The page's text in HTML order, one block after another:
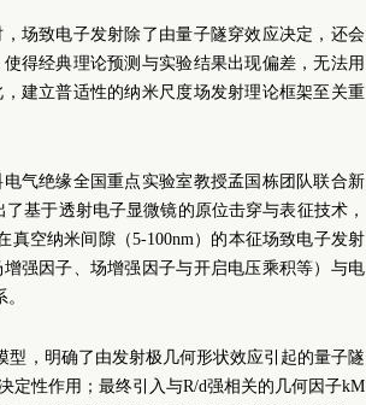
场致电子发射除了由量子隧穿效应决定，还会
得经典理论预测与实验结果出现偏差，无法用
建立普适性的纳米尺度场发射理论框架至关重
气绝缘全国重点实验室教授孟国栋团队联合新
基于透射电子显微镜的原位击穿与表征技术，
真空纳米间隙（5-100nm）的本征场致电子发射
强因子、场增强因子与开启电压乘积等）与电
型，明确了由发射极几何形状效应引起的量子隧
定性作用；最终引入与R/d强相关的几何因子kM